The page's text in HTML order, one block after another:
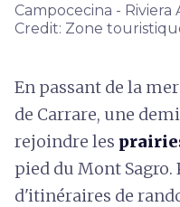
Campocecina -
Credit: Zone
En passant de la
de Carrare, une
rejoindre les
pied du Mont Sagro.
d'itinéraires de